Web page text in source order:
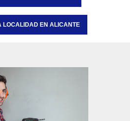
LOCALIDAD EN ALICANTE